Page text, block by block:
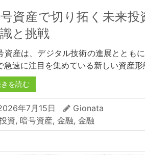
資産で切り拓く未来投
と挑戦
資産は、デジタル技術の進展ととも
急速に注目を集めている新しい資産形
を読む
年7月15日
Gionata
資, 暗号資産,金融,金融